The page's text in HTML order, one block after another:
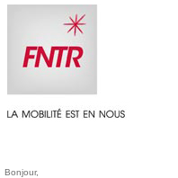
Bonjour,